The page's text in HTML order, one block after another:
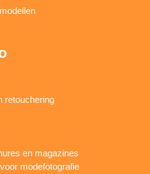
retouchering
en magazines
modefotografie